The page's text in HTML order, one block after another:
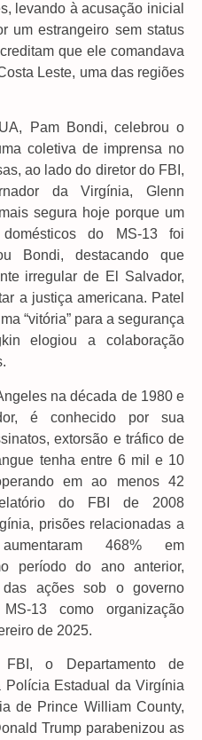
levando à acusação inicial
um estrangeiro sem status
que ele comandava
Leste, uma das regiões
Pam Bondi, celebrou o
coletiva de imprensa no
ao lado do diretor do FBI,
da Virgínia, Glenn
segura hoje porque um
do MS-13 foi
Bondi, destacando que
irregular de El Salvador,
a justiça americana. Patel
“vitória” para a segurança
elogiou a colaboração
na década de 1980 e
é conhecido por sua
extorsão e tráfico de
tenha entre 6 mil e 10
em ao menos 42
do FBI de 2008
prisões relacionadas a
468% em
período do ano anterior,
das ações sob o governo
13 como organização
de 2025.
o Departamento de
Polícia Estadual da Virgínia
de Prince William County,
Trump parabenizou as